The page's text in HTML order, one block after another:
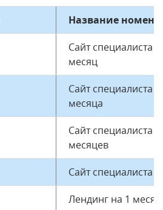
Название
Сайт специалиста
месяц
Сайт специалиста
месяца
Сайт специалиста
месяцев
Сайт специалиста
Лендинг на 1 месяц